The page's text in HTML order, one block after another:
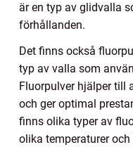
är en typ av glidvalla
förhållanden.
Det finns också
typ av valla som
Fluorpulver hjälper till
och ger optimal
finns olika typer av
olika temperaturer